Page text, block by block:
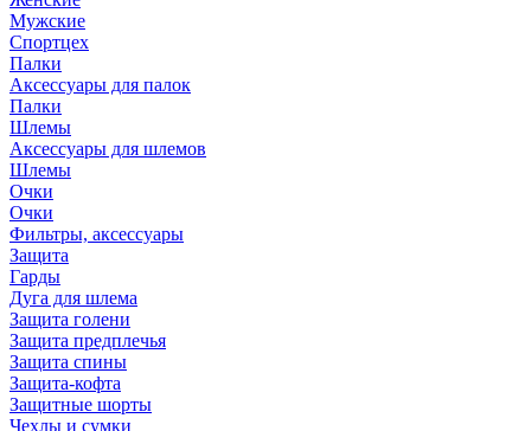
Мужские
Спортцех
Палки
Аксессуары для палок
Палки
Шлемы
Аксессуары для шлемов
Шлемы
Очки
Очки
Фильтры, аксессуары
Защита
Гарды
Дуга для шлема
Защита голени
Защита предплечья
Защита спины
Защита-кофта
Защитные шорты
Чехлы и сумки